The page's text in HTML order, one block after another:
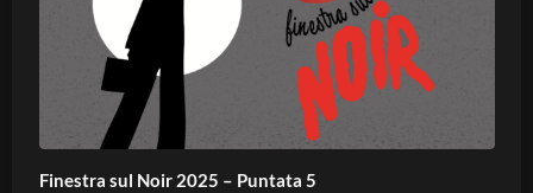
Finestra sul Noir 2025 – Puntata 5